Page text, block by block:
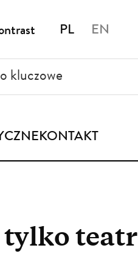
PL EN
KONTAKT
tylko teatr